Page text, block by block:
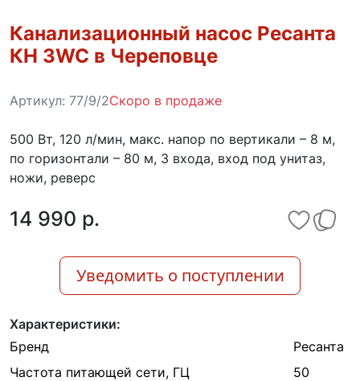
Канализационный насос Ресанта
КН 3WC в Череповце
Артикул: 77/9/2Скоро в продаже
500 Вт, 120 л/мин, макс. напор по вертикали – 8 м,
по горизонтали – 80 м, 3 входа, вход под унитаз,
ножи, реверс
14 990 p.
Уведомить о поступлении
Характеристики:
Бренд
Ресанта
Частота питающей сети, ГЦ
50